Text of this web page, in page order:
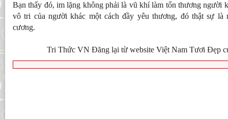
Bạn thấy đó, im lặng không phải là vũ khí làm tổn thương người
vô tri của người khác một cách đầy yêu thương, đó thật sự là
cương.
Tri Thức VN Đăng lại từ website Việt Nam Tươi Đẹp